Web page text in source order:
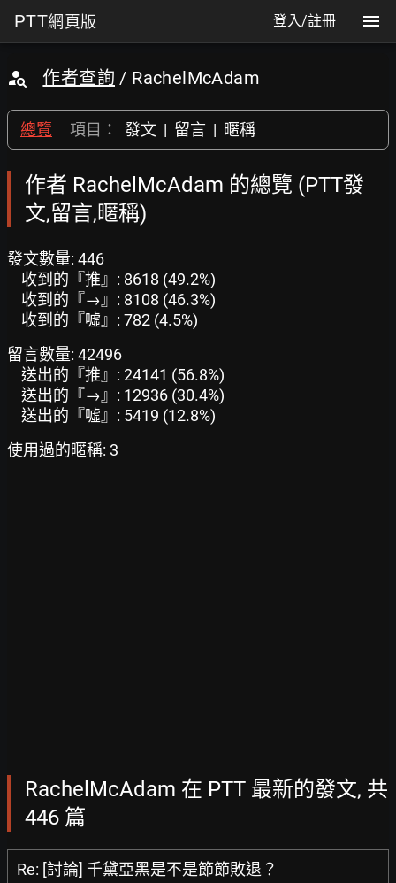
PTT網頁版 登入/註冊
作者查詢 / RachelMcAdam
總覽 項目： 發文 | 留言 | 暱稱
作者 RachelMcAdam 的總覽 (PTT發
文,留言,暱稱)
發文數量: 446
收到的『推』: 8618 (49.2%)
收到的『→』: 8108 (46.3%)
收到的『噓』: 782 (4.5%)
留言數量: 42496
送出的『推』: 24141 (56.8%)
送出的『→』: 12936 (30.4%)
送出的『噓』: 5419 (12.8%)
使用過的暱稱: 3
RachelMcAdam 在 PTT 最新的發文, 共
446 篇
Re: [討論] 千黛亞黑是不是節節敗退？